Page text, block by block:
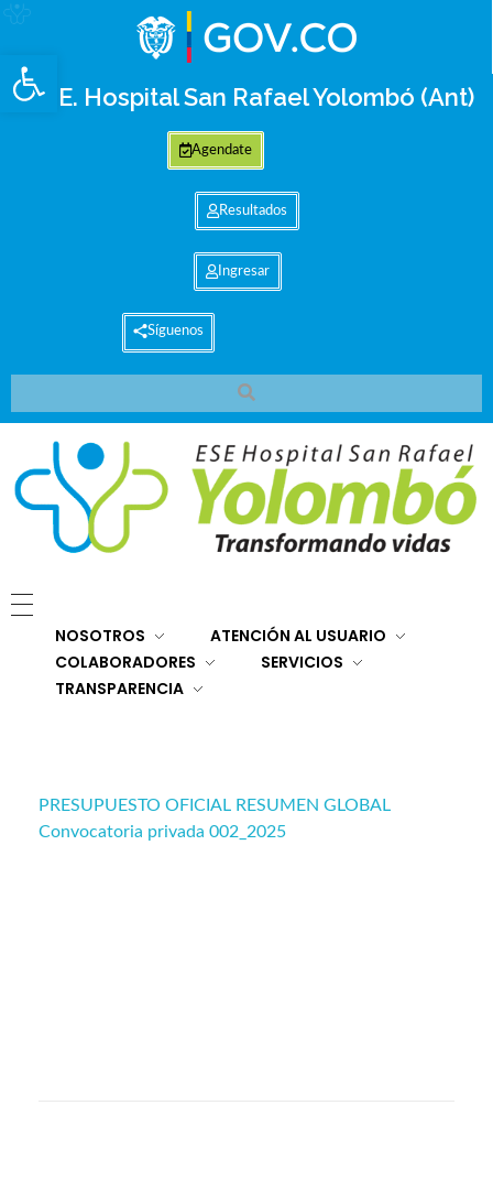
Abrir barra de herramientas
E.S.E. Hospital San Rafael Yolombó (Ant)
Agendate
Resultados
Ingresar
Síguenos
NOSOTROS
ATENCIÓN AL USUARIO
COLABORADORES
SERVICIOS
TRANSPARENCIA
PRESUPUESTO OFICIAL RESUMEN GLOBAL
Convocatoria privada 002_2025